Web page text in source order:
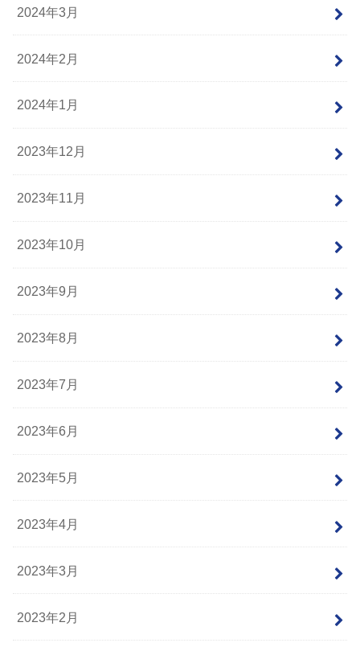
2024年3月
2024年2月
2024年1月
2023年12月
2023年11月
2023年10月
2023年9月
2023年8月
2023年7月
2023年6月
2023年5月
2023年4月
2023年3月
2023年2月